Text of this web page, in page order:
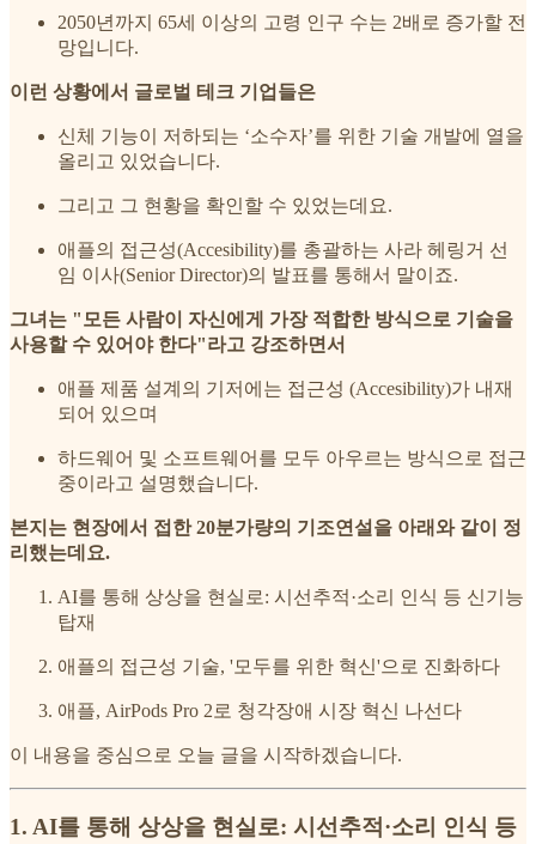
2050년까지 65세 이상의 고령 인구 수는 2배로 증가할 전
망입니다.
이런 상황에서 글로벌 테크 기업들은
신체 기능이 저하되는 ‘소수자’를 위한 기술 개발에 열을
올리고 있었습니다.
그리고 그 현황을 확인할 수 있었는데요.
애플의 접근성(Accesibility)를 총괄하는 사라 헤링거 선
임 이사(Senior Director)의 발표를 통해서 말이죠.
그녀는 "모든 사람이 자신에게 가장 적합한 방식으로 기술을
사용할 수 있어야 한다"라고 강조하면서
애플 제품 설계의 기저에는 접근성 (Accesibility)가 내재
되어 있으며
하드웨어 및 소프트웨어를 모두 아우르는 방식으로 접근
중이라고 설명했습니다.
본지는 현장에서 접한 20분가량의 기조연설을 아래와 같이 정
리했는데요.
AI를 통해 상상을 현실로: 시선추적·소리 인식 등 신기능
탑재
애플의 접근성 기술, '모두를 위한 혁신'으로 진화하다
애플, AirPods Pro 2로 청각장애 시장 혁신 나선다
이 내용을 중심으로 오늘 글을 시작하겠습니다.
1. AI를 통해 상상을 현실로: 시선추적·소리 인식 등